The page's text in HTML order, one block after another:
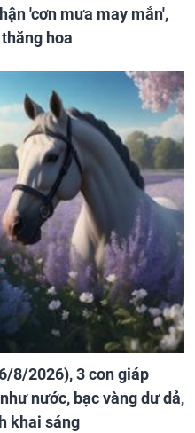
'cơn mưa may mắn',
hoa
8/2026), 3 con giáp
nước, bạc vàng dư dả,
khai sáng